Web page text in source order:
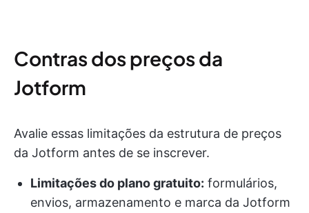
Contras dos preços da
Jotform
Avalie essas limitações da estrutura de preços
da Jotform antes de se inscrever.
Limitações do plano gratuito: formulários,
envios, armazenamento e marca da Jotform